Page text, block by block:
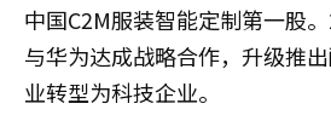
中国C2M服装智能定制第一股
与华为达成战略合作，升级推
业转型为科技企业。